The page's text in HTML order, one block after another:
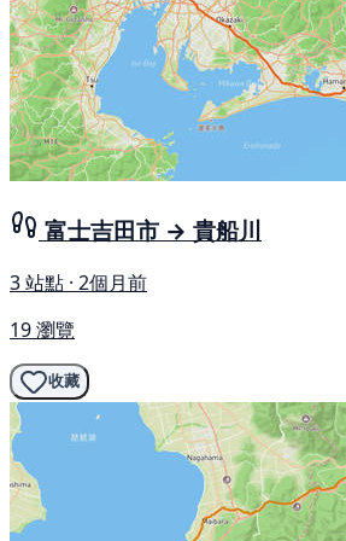
富士吉田市 → 貴船川
3 站點 · 2個月前
19 瀏覽
收藏